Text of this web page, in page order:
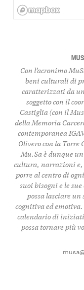
Con l’acronimo
beni culturali di
caratterizzati da
soggetto con il
Castiglia (con il
della Memoria
contemporanea
Olivero con la Torre
Mu.Sa è dunque
cultura, narrazioni e,
porre al centro di
suoi bisogni e le
possa lasciare
cognitiva ed
calendario di
possa tornare più